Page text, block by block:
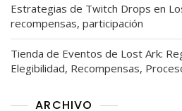
Estrategias de Twitch Drops en
recompensas, participación
Tienda de Eventos de Lost Ark:
Elegibilidad, Recompensas,
ARCHIVO